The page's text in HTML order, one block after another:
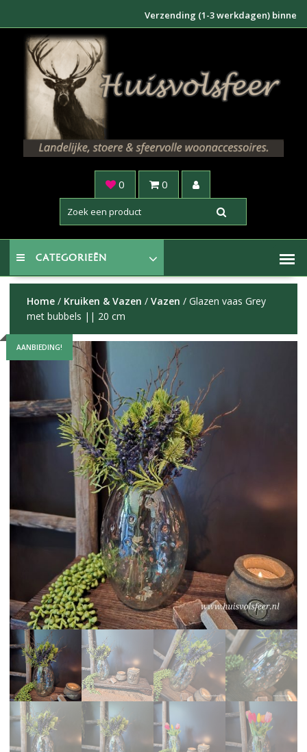
inhoud
Verzending (1-3 werkdagen) binnen NL
0 0
CATEGORIEËN
Home/ Kruiken & Vazen / Vazen / Glazen vaas Grey
met bubbels || 20 cm
AANBIEDING!